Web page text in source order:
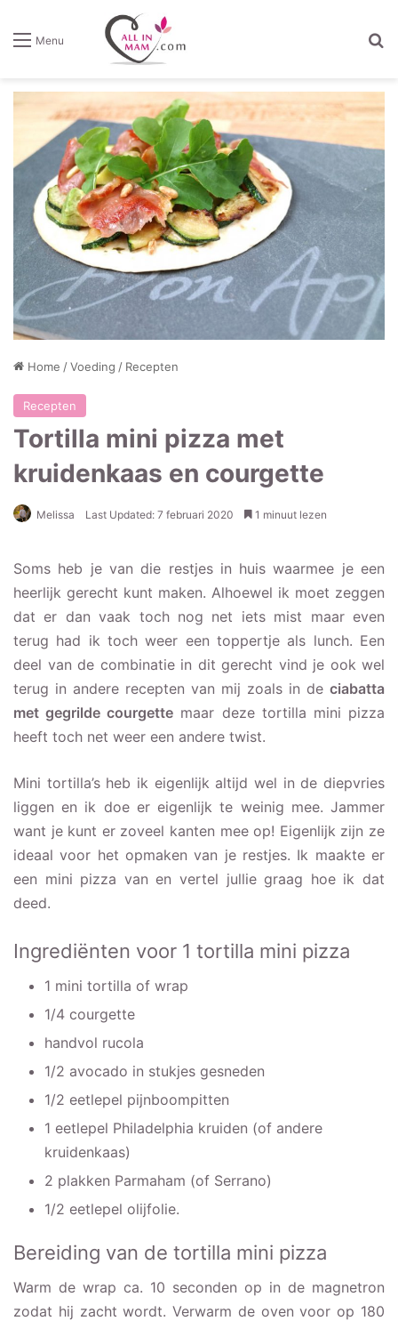
Menu
Home /Voeding / Recepten
Recepten
Tortilla mini pizza met
kruidenkaas en courgette
Melissa Last Updated: 7 februari 2020 1 minuut lezen
Soms heb je van die restjes in huis waarmee je een
heerlijk gerecht kunt maken. Alhoewel ik moet zeggen
dat er dan vaak toch nog net iets mist maar even
terug had ik toch weer een toppertje als lunch. Een
deel van de combinatie in dit gerecht vind je ook wel
terug in andere recepten van mij zoals in de ciabatta
met gegrilde courgette maar deze tortilla mini pizza
heeft toch net weer een andere twist.
Mini tortilla’s heb ik eigenlijk altijd wel in de diepvries
liggen en ik doe er eigenlijk te weinig mee. Jammer
want je kunt er zoveel kanten mee op! Eigenlijk zijn ze
ideaal voor het opmaken van je restjes. Ik maakte er
een mini pizza van en vertel jullie graag hoe ik dat
deed.
Ingrediënten voor 1 tortilla mini pizza
1 mini tortilla of wrap
1/4 courgette
handvol rucola
1/2 avocado in stukjes gesneden
1/2 eetlepel pijnboompitten
1 eetlepel Philadelphia kruiden (of andere
kruidenkaas)
2 plakken Parmaham (of Serrano)
1/2 eetlepel olijfolie.
Bereiding van de tortilla mini pizza
Warm de wrap ca. 10 seconden op in de magnetron
zodat hij zacht wordt. Verwarm de oven voor op 180